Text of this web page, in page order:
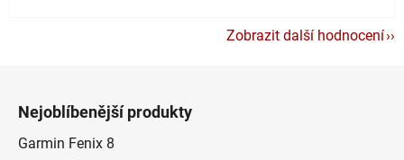
Zobrazit další hodnocení
Nejoblíbenější produkty
Garmin Fenix 8